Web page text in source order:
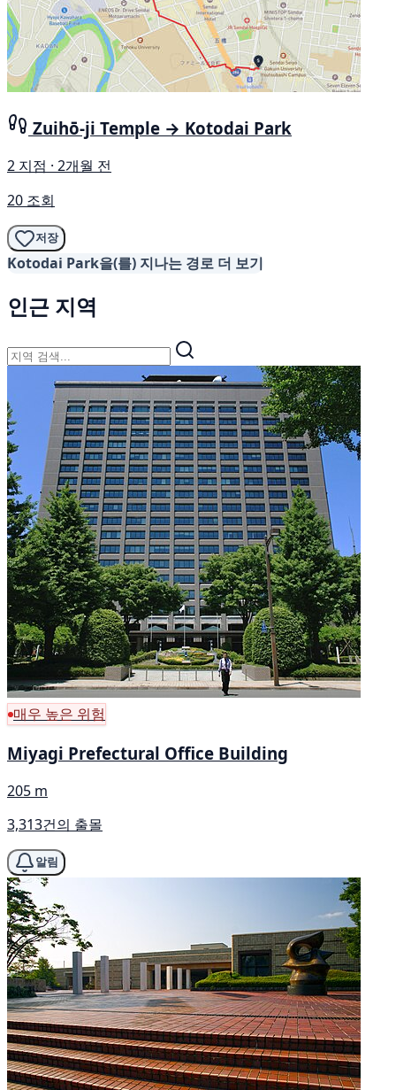
Zuihō-ji Temple → Kotodai Park
2 지점 · 2개월 전
20 조회
저장
Kotodai Park을(를) 지나는 경로 더 보기
인근 지역
매우 높은 위험
Miyagi Prefectural Office Building
205 m
3,313건의 출몰
알림